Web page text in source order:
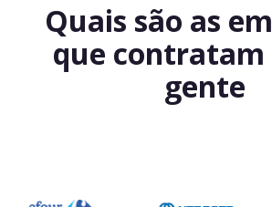
Quais são as
que contratam
gente